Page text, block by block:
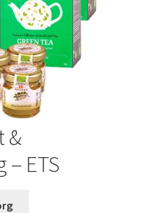
&
ETS